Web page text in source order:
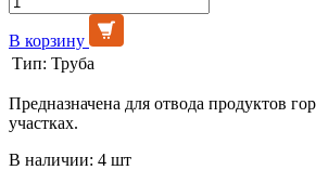
В корзину
Тип: Труба
Предназначена для отвода продуктов
участках.
В наличии: 4 шт